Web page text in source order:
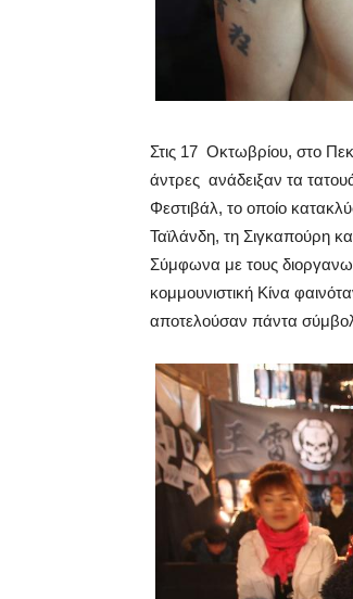
Στις 17 Οκτωβρίου, στο
άντρες ανάδειξαν τα
Φεστιβάλ, το οποίο
Ταϊλάνδη, τη Σιγκαπούρη
Σύμφωνα με τους
κομμουνιστική Κίνα
αποτελούσαν πάντα